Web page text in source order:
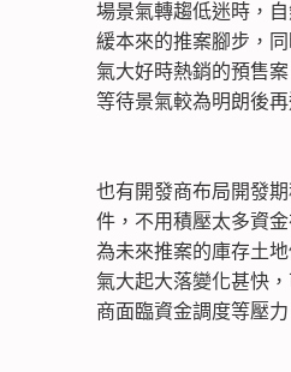
場景氣轉趨低迷時，
緩本來的推案腳步，
氣大好時熱銷的預售
等待景氣較為明朗後再
也有開發商布局開發
件，不用積壓太多資
為未來推案的庫存土
氣大起大落變化甚快
商面臨資金調度等壓力